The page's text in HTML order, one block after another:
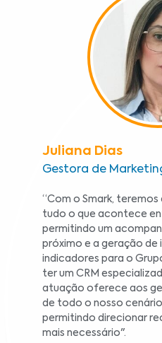
Juliana Dias
Gestora de
“Com o Smark, teremos
tudo o que acontece
permitindo um
próximo e a geração
indicadores para o
ter um CRM
atuação oferece aos
de todo o nosso
permitindo direcionar
mais necessário".